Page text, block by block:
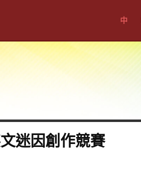
中
迷因創作競賽